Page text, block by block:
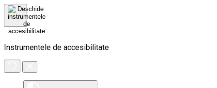
Instrumentele de accesibilitate